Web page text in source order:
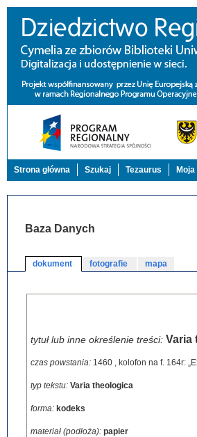
Strona główna Szukaj Tezaurus
Baza Danych
dokument fotografie mapa
tytuł lub inne określenie treści: Varia
czas powstania: 1460 , kolofon na f. 164r:
typ tekstu: Varia theologica
forma: kodeks
materiał (podłoża): papier